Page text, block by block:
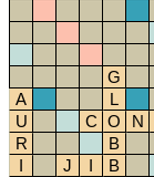
G
A
L
U
C O N
R
B
I
J I B